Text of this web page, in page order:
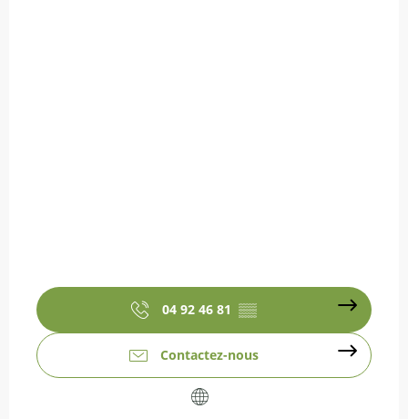
04 92 46 81 ▒▒
Contactez-nous